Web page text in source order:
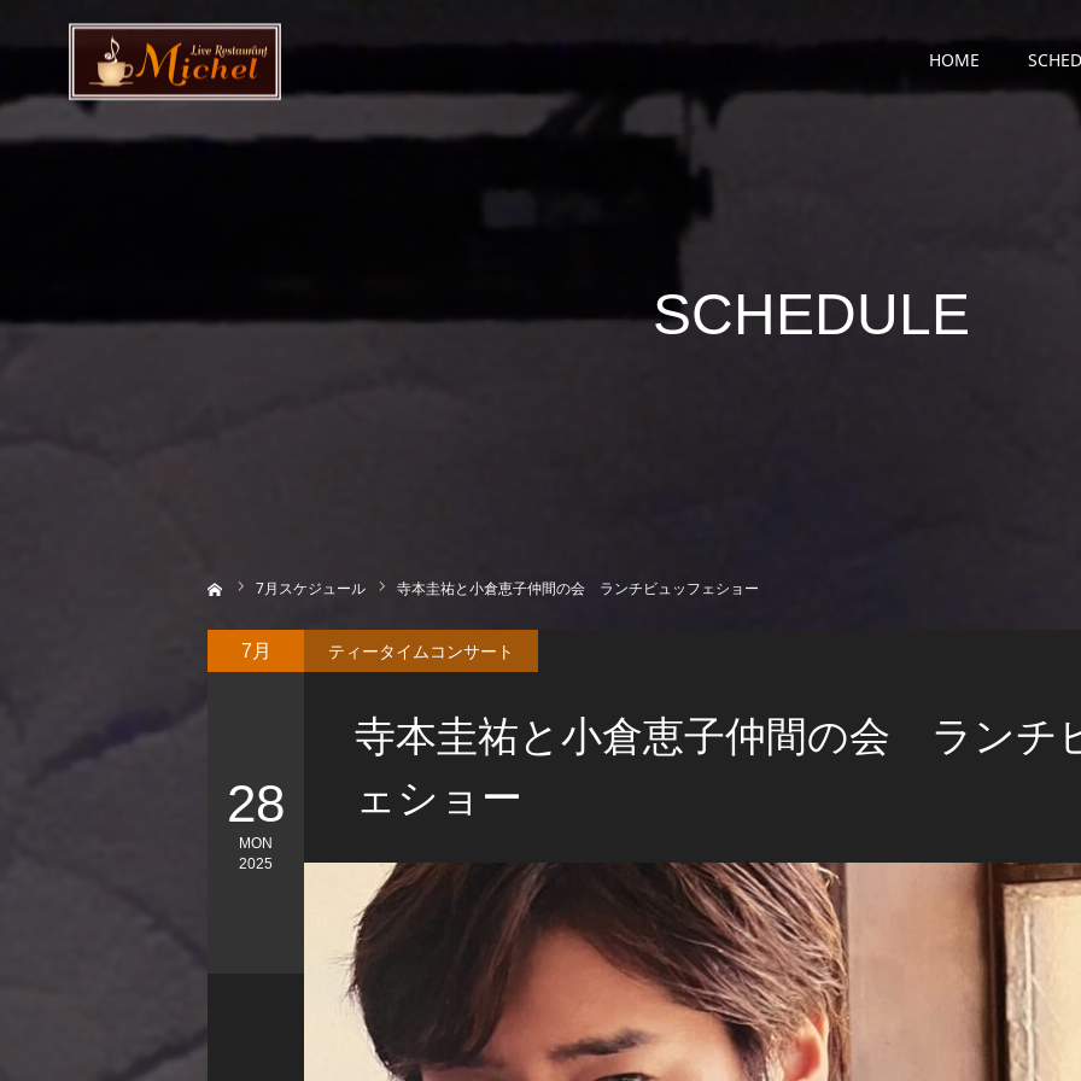
HOME
SCHEDULE
7月スケジュール 寺本圭祐と小倉恵子仲間の会 ランチビュッフェショー
寺本圭祐と小倉恵子仲間の会 ランチ
ェショー
7月
28
MON
2025
ティータイムコンサート